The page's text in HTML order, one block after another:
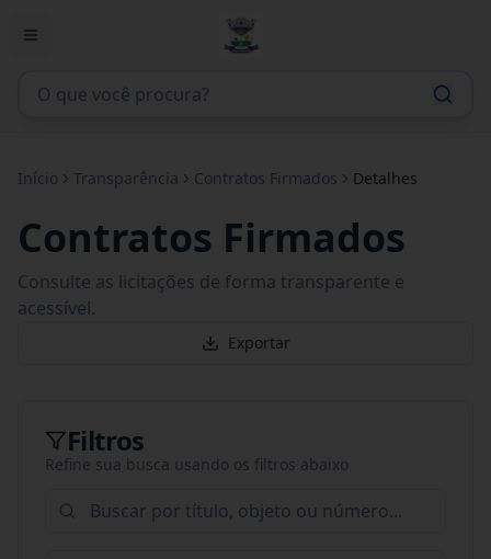
Início Transparência Contratos Firmados Detalhes
Contratos Firmados
Consulte as licitações de forma transparente e
acessível.
Exportar
Filtros
Refine sua busca usando os filtros abaixo